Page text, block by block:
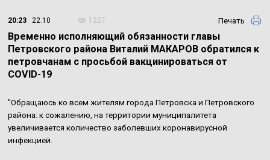
20:23 22.10 1227 Печать
Временно исполняющий обязанности главы
Петровского района Виталий МАКАРОВ обратился к
петровчанам с просьбой вакцинироваться от
COVID-19
"Обращаюсь ко всем жителям города Петровска и Петровского
района: к сожалению, на территории муниципалитета
увеличивается количество заболевших коронавирусной
инфекцией.